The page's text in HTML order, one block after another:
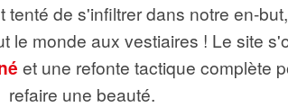
tenté de s'infiltrer dans notre en-
le monde aux vestiaires ! Le site
et une refonte tactique complète
refaire une beauté.